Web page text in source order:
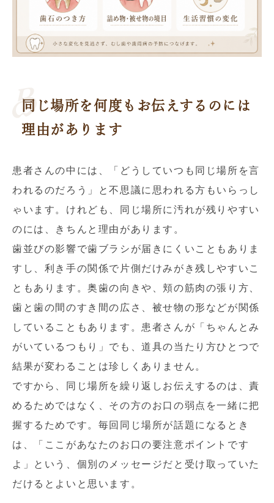
同じ場所を何度もお伝えするのには
理由があります
患者さんの中には、「どうしていつも同じ場所を言
われるのだろう」と不思議に思われる方もいらっし
ゃいます。けれども、同じ場所に汚れが残りやすい
のには、きちんと理由があります。
歯並びの影響で歯ブラシが届きにくいこともありま
すし、利き手の関係で片側だけみがき残しやすいこ
ともあります。奥歯の向きや、頬の筋肉の張り方、
歯と歯の間のすき間の広さ、被せ物の形などが関係
していることもあります。患者さんが「ちゃんとみ
がいているつもり」でも、道具の当たり方ひとつで
結果が変わることは珍しくありません。
ですから、同じ場所を繰り返しお伝えするのは、責
めるためではなく、その方のお口の弱点を一緒に把
握するためです。毎回同じ場所が話題になるとき
は、「ここがあなたのお口の要注意ポイントです
よ」という、個別のメッセージだと受け取っていた
だけるとよいと思います。